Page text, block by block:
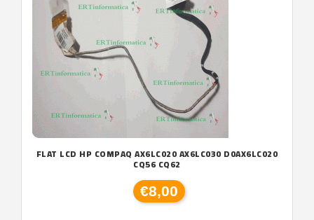
FLAT LCD HP COMPAQ AX6LC020 AX6LC030 D0AX6LC020
CQ56 CQ62
€8,00